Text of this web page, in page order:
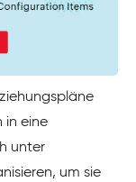
in eine
unter
um sie